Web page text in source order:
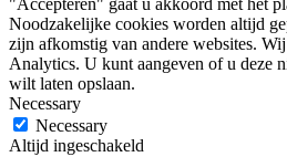
"Accepteren" gaat u akkoord met het
Noodzakelijke cookies worden altijd
zijn afkomstig van andere websites.
Analytics. U kunt aangeven of u deze
wilt laten opslaan.
Necessary
Necessary
Altijd ingeschakeld